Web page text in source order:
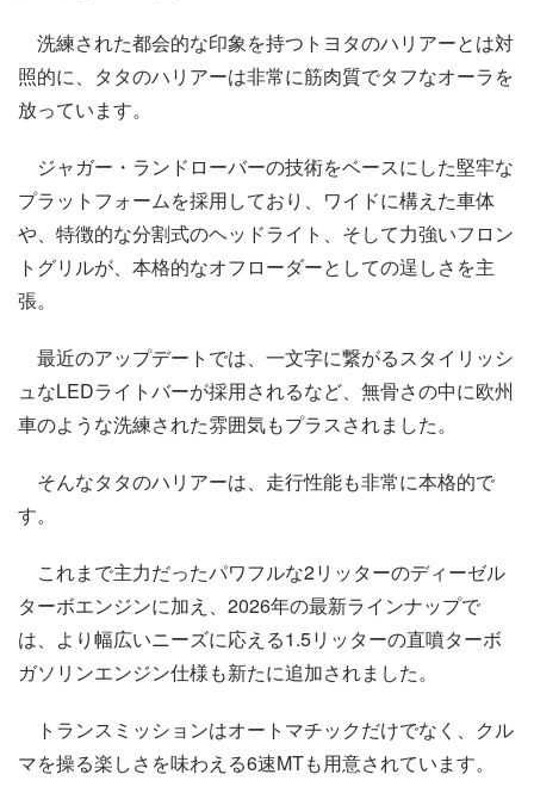
洗練された都会的な印象を持つトヨタのハリアーとは対
照的に、タタのハリアーは非常に筋肉質でタフなオーラを
放っています。
ジャガー・ランドローバーの技術をベースにした堅牢な
プラットフォームを採用しており、ワイドに構えた車体
や、特徴的な分割式のヘッドライト、そして力強いフロン
トグリルが、本格的なオフローダーとしての逞しさを主
張。
最近のアップデートでは、一文字に繋がるスタイリッシ
ュなLEDライトバーが採用されるなど、無骨さの中に欧州
車のような洗練された雰囲気もプラスされました。
そんなタタのハリアーは、走行性能も非常に本格的で
す。
これまで主力だったパワフルな2リッターのディーゼル
ターボエンジンに加え、2026年の最新ラインナップで
は、より幅広いニーズに応える1.5リッターの直噴ターボ
ガソリンエンジン仕様も新たに追加されました。
トランスミッションはオートマチックだけでなく、クル
マを操る楽しさを味わえる6速MTも用意されています。